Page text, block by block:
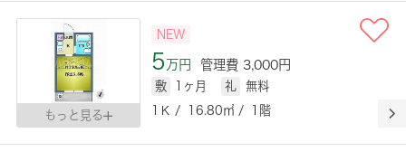
もっと見る
NEW
5万円 管理費 3,000円
敷 1ヶ月 礼
無料
1Ｋ / 16.80㎡ / 1階